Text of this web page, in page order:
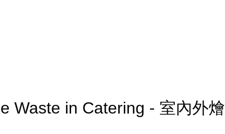
Waste in Catering - 室內外燴